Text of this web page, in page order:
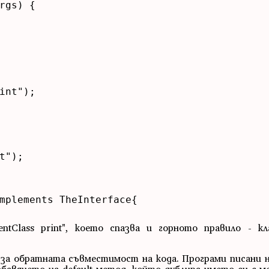
{
TheInterface{
print", което спазва и горното правило -
обратната съвместимост на кода. Програми писани